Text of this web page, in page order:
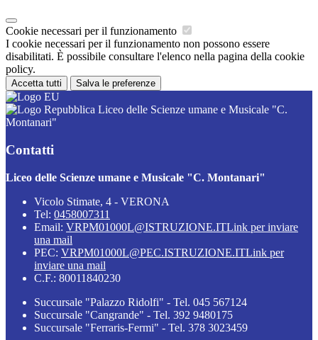
Cookie necessari per il funzionamento
I cookie necessari per il funzionamento non possono essere
disabilitati. È possibile consultare l'elenco nella pagina della cookie
policy.
Accetta tutti Salva le preferenze
Liceo delle Scienze umane e Musicale "C.
Montanari"
Contatti
Liceo delle Scienze umane e Musicale "C. Montanari"
Vicolo Stimate, 4 - VERONA
Tel: 0458007311
Email: VRPM01000L@ISTRUZIONE.ITLink per inviare
una mail
PEC: VRPM01000L@PEC.ISTRUZIONE.ITLink per
inviare una mail
C.F.: 80011840230
Succursale "Palazzo Ridolfi" - Tel. 045 567124
Succursale "Cangrande" - Tel. 392 9480175
Succursale "Ferraris-Fermi" - Tel. 378 3023459